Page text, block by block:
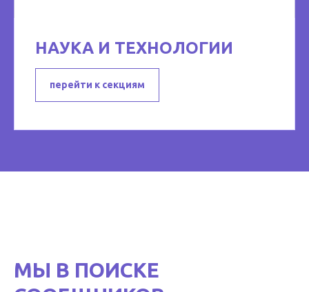
НАУКА И ТЕХНОЛОГИИ
перейти к секциям
МЫ В ПОИСКЕ